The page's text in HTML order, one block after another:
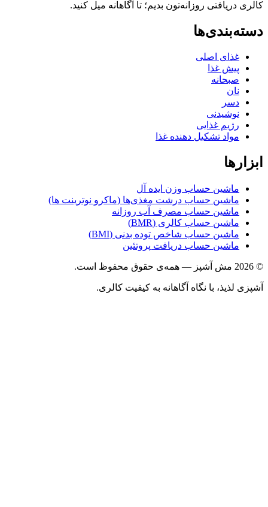
روزانه‌تون بدیم؛ تا آگاهانه میل کنید.
غذای اصلی
پیش غذا
صبحانه
نوشیدنی
رژیم غذایی
مواد تشکیل دهنده غذا
ماشین حساب وزن ایده آل
ماشین حساب درشت مغذی‌ها (ماکرو نوترینت ها)
ماشین حساب مصرف آب روزانه
ماشین حساب کالری (BMR)
ماشین حساب شاخص توده بدنی (BMI)
ماشین حساب دریافت پروتئین
با نگاه آگاهانه به کیفیت کالری.